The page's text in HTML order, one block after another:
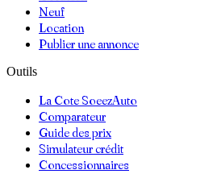
Neuf
Location
Publier une annonce
Outils
La Cote SoeezAuto
Comparateur
Guide des prix
Simulateur crédit
Concessionnaires